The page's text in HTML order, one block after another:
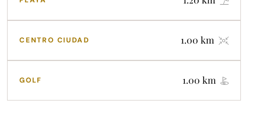
CENTRO CIUDAD 1.00 km
GOLF 1.00 km